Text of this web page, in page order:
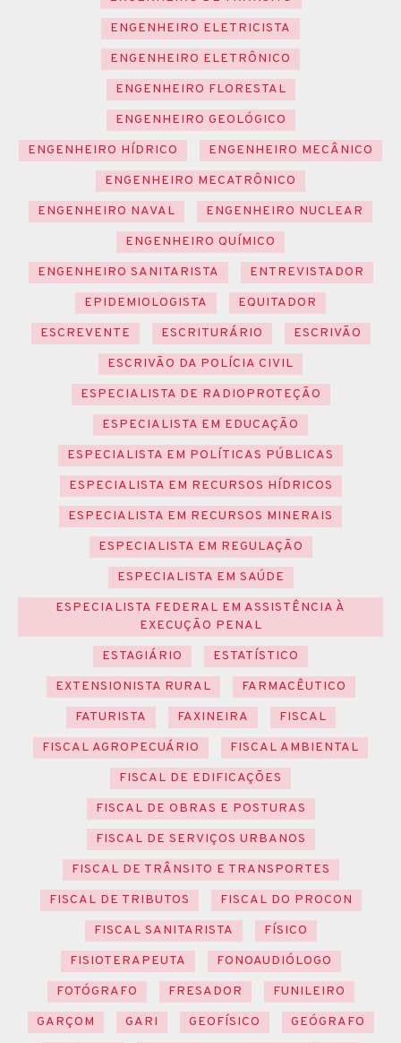
ENGENHEIRO ELETRICISTA
ENGENHEIRO ELETRÔNICO
ENGENHEIRO FLORESTAL
ENGENHEIRO GEOLÓGICO
ENGENHEIRO HÍDRICO
ENGENHEIRO MECÂNICO
ENGENHEIRO MECATRÔNICO
ENGENHEIRO NAVAL
ENGENHEIRO NUCLEAR
ENGENHEIRO QUÍMICO
ENGENHEIRO SANITARISTA
ENTREVISTADOR
EPIDEMIOLOGISTA
EQUITADOR
ESCREVENTE
ESCRITURÁRIO
ESCRIVÃO
ESCRIVÃO DA POLÍCIA CIVIL
ESPECIALISTA DE RADIOPROTEÇÃO
ESPECIALISTA EM EDUCAÇÃO
ESPECIALISTA EM POLÍTICAS PÚBLICAS
ESPECIALISTA EM RECURSOS HÍDRICOS
ESPECIALISTA EM RECURSOS MINERAIS
ESPECIALISTA EM REGULAÇÃO
ESPECIALISTA EM SAÚDE
ESPECIALISTA FEDERAL EM ASSISTÊNCIA À
EXECUÇÃO PENAL
ESTAGIÁRIO
ESTATÍSTICO
EXTENSIONISTA RURAL
FARMACÊUTICO
FATURISTA
FAXINEIRA
FISCAL
FISCAL AGROPECUÁRIO
FISCAL AMBIENTAL
FISCAL DE EDIFICAÇÕES
FISCAL DE OBRAS E POSTURAS
FISCAL DE SERVIÇOS URBANOS
FISCAL DE TRÂNSITO E TRANSPORTES
FISCAL DE TRIBUTOS
FISCAL DO PROCON
FISCAL SANITARISTA
FÍSICO
FISIOTERAPEUTA
FONOAUDIÓLOGO
FOTÓGRAFO
FRESADOR
FUNILEIRO
GARÇOM
GARI GEOFÍSICO
GEÓGRAFO